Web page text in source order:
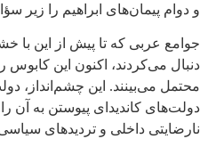
و دوام پیمان‌های ابراهیم را زیر
جوامع عربی که تا پیش از این با
دنبال می‌کردند، اکنون این
محتمل می‌بینند. این چشم‌انداز،
دولت‌های کاندیدای پیوستن به آن
نارضایتی داخلی و تردیدهای